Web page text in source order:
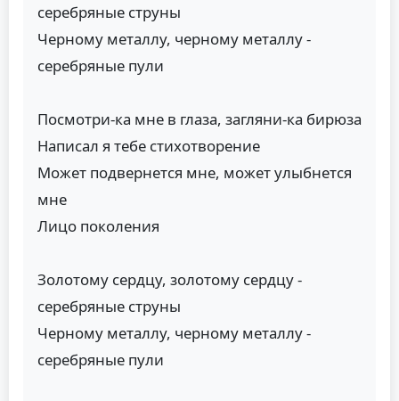
серебряные струны
Черному металлу, черному металлу -
серебряные пули
Посмотри-ка мне в глаза, загляни-ка бирюза
Написал я тебе стихотворение
Может подвернется мне, может улыбнется
мне
Лицо поколения
Золотому сердцу, золотому сердцу -
серебряные струны
Черному металлу, черному металлу -
серебряные пули